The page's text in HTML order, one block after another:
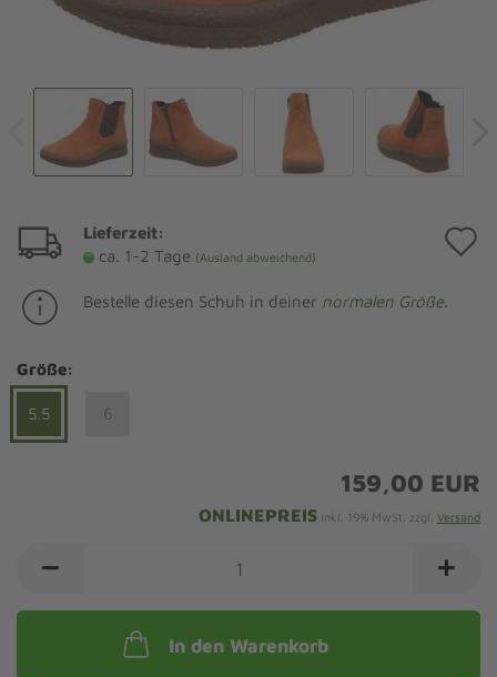
Lieferzeit:
ca. 1-2 Tage (Ausland abweichend)
Bestelle diesen Schuh in deiner normalen Größe.
Größe:
5.5 6
159,00 EUR
ONLINEPREIS inkl. 19% MwSt. zzgl. Versand
In den Warenkorb